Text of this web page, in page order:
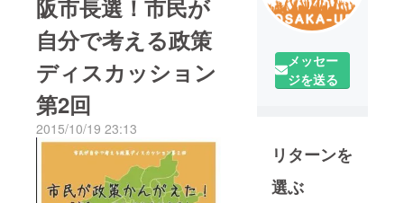
阪市長選！市民が
自分で考える政策
ディスカッション
第2回
2015/10/19 23:13
メッセー
ジを送る
リターンを
選ぶ